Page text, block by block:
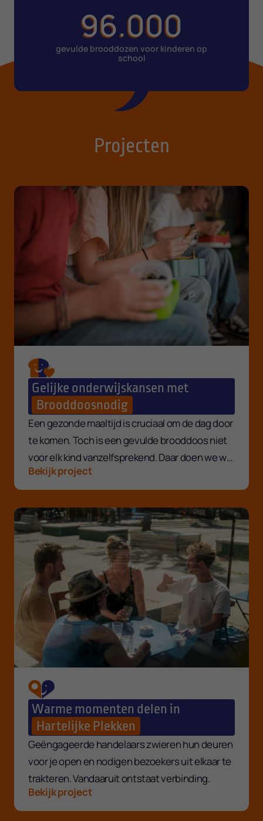
96.000
gevulde brooddozen voor kinderen op
school
Projecten
Gelijke onderwijskansen met
Brooddoosnodig
Een gezonde maaltijd is cruciaal om de dag door
te komen. Toch is een gevulde brooddoos niet
voor elk kind vanzelfsprekend. Daar doen we wat
aan.
Bekijk project
Warme momenten delen in
Hartelijke Plekken
Geëngageerde handelaars zwieren hun deuren
voor je open en nodigen bezoekers uit elkaar te
trakteren. Vandaaruit ontstaat verbinding.
Bekijk project